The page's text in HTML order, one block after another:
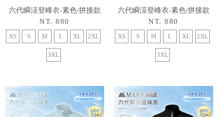
六代瞬涼登峰衣-素色/拼接款
NT. 880
XS S M L XL 2XL
3XL
六代瞬涼登峰衣-素色/拼接款
NT. 880
XS S M L XL 2XL
3XL